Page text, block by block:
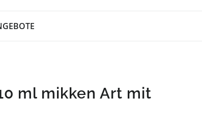
ml mikken Art mit